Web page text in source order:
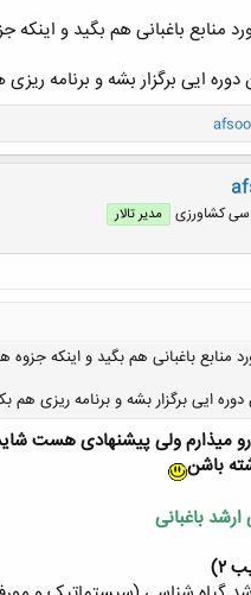
منابع باغبانی هم بگید و اینکه
ایی برگزار بشه و برنامه
كشاورزی مدیر تالار
منابع باغبانی هم بگید و اینکه جزوه
ایی برگزار بشه و برنامه ریزی هم
کلیک کنید تا باز شود...
رو میذارم ولی پیشنهادی هست
باشن
باغبانی
۲)